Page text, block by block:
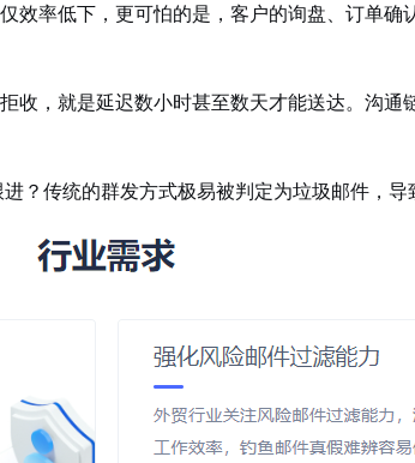
效率低下，更可怕的是，客户的询盘、订单确
收，就是延迟数小时甚至数天才能送达。沟通
？传统的群发方式极易被判定为垃圾邮件，导